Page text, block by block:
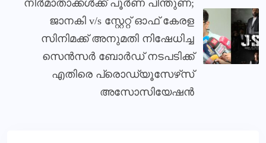
നിര്‍മാതാക്കള്‍ക്ക് പൂര്‍ണ പിന്തുണ;
ജാനകി v/s സ്റ്റേറ്റ് ഓഫ് കേരള
സിനിമക്ക് അനുമതി നിഷേധിച്ച
സെന്‍സര്‍ ബോര്‍ഡ് നടപടിക്ക്
എതിരെ പ്രൊഡ്യൂസേഴ്‌സ്
അസോസിയേഷന്‍